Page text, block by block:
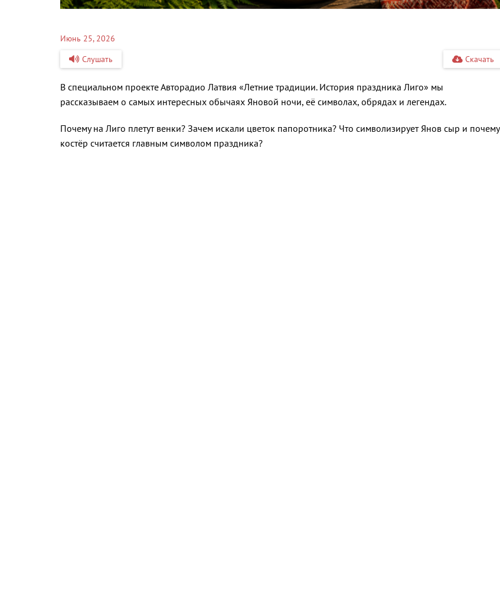
Июнь 25, 2026
Слушать
Скачать
В специальном проекте Авторадио Латвия «Летние традиции. История праздника Лиго» мы
рассказываем о самых интересных обычаях Яновой ночи, её символах, обрядах и легендах.
Почему на Лиго плетут венки? Зачем искали цветок папоротника? Что символизирует Янов сыр и почему
костёр считается главным символом праздника?